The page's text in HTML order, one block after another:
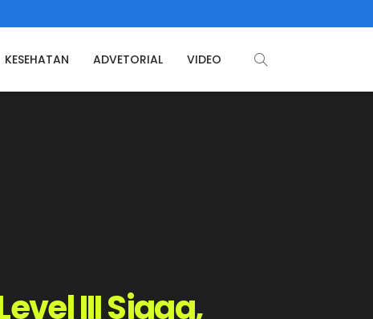
KESEHATAN ADVETORIAL VIDEO
III Siaga,